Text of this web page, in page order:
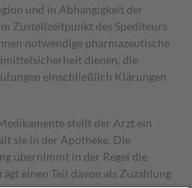
und in Abhängigkeit der
Zustellzeitpunkt des Spediteurs
notwendige pharmazeutische
dienen, die
einschließlich Klärungen
stellt der Arzt ein
sie in der Apotheke. Die
übernimmt in der Regel die
einen Teil davon als Zuzahlung